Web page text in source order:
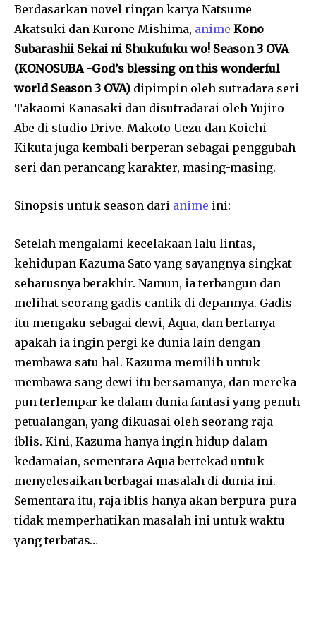
Berdasarkan novel ringan karya Natsume
Akatsuki dan Kurone Mishima, anime Kono
Subarashii Sekai ni Shukufuku wo! Season 3 OVA
(KONOSUBA -God’s blessing on this wonderful
world Season 3 OVA) dipimpin oleh sutradara seri
Takaomi Kanasaki dan disutradarai oleh Yujiro
Abe di studio Drive. Makoto Uezu dan Koichi
Kikuta juga kembali berperan sebagai penggubah
seri dan perancang karakter, masing-masing.
Sinopsis untuk season dari anime ini:
Setelah mengalami kecelakaan lalu lintas,
kehidupan Kazuma Sato yang sayangnya singkat
seharusnya berakhir. Namun, ia terbangun dan
melihat seorang gadis cantik di depannya. Gadis
itu mengaku sebagai dewi, Aqua, dan bertanya
apakah ia ingin pergi ke dunia lain dengan
membawa satu hal. Kazuma memilih untuk
membawa sang dewi itu bersamanya, dan mereka
pun terlempar ke dalam dunia fantasi yang penuh
petualangan, yang dikuasai oleh seorang raja
iblis. Kini, Kazuma hanya ingin hidup dalam
kedamaian, sementara Aqua bertekad untuk
menyelesaikan berbagai masalah di dunia ini.
Sementara itu, raja iblis hanya akan berpura-pura
tidak memperhatikan masalah ini untuk waktu
yang terbatas…